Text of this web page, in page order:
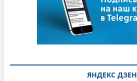
ЯНДЕКС ДЗЕН